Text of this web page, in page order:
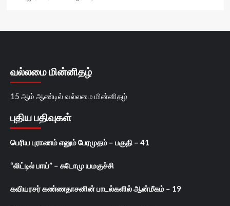
வல்லமை மின்னிதழ்
15 ஆம் ஆண்டில் வல்லமை மின்னிதழ்
புதிய பதிவுகள்
பெரிய புராணம் எனும் பேரமுதம் – பகுதி – 41
“லிட்டில் பாய்” – சுடோமு யமகுச்சி
கவியரசர் கண்ணதாசனின் பாடல்களில் ஆன்மீகம் – 19